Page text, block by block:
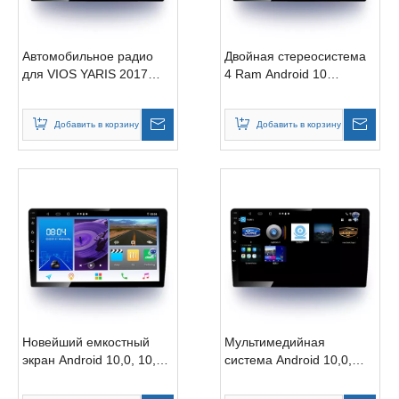
Автомобильное радио
для VIOS YARIS 2017
экраном, руководство по
эксплуатации
автомобиля, радио,
аудиосистема
Добавить в корзину
Двойная стереосистема
4 Ram Android 10
для ACCORD 2005
Автомобильный DVD-
плеер с сенсорным
Добавить в корзину
Новейший емкостный
экран Android 10,0, 10,1
PRADO 2017–2018,
Мультимедийная
система Android 10,0,
сенсорный экран IPS для